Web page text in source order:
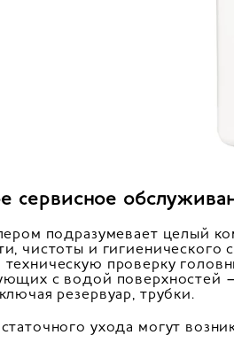
сервисное
подразумевает целый
чистоты и
проверку
с водой поверхностей
резервуар, трубки.
ухода могут